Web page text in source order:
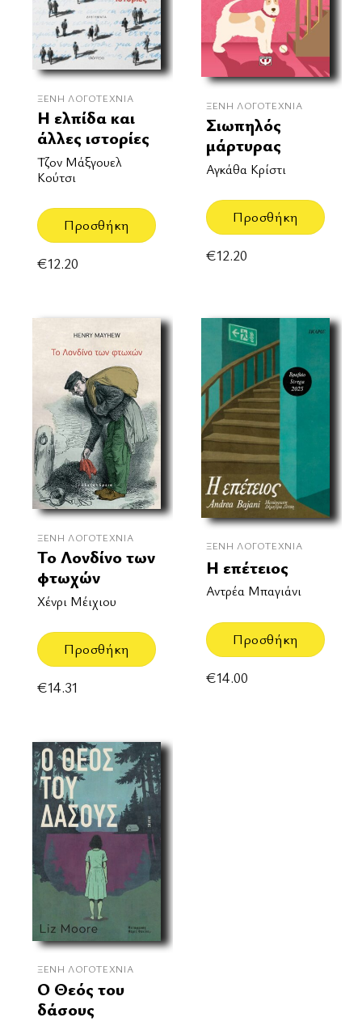
ΞΈΝΗ ΛΟΓΟΤΕΧΝΊΑ
Η ελπίδα και
άλλες ιστορίες
Τζον Μάξγουελ
Κούτσι
Προσθήκη
€12.20
ΞΈΝΗ ΛΟΓΟΤΕΧΝΊΑ
Σιωπηλός
μάρτυρας
Αγκάθα Κρίστι
Προσθήκη
€12.20
ΞΈΝΗ ΛΟΓΟΤΕΧΝΊΑ
Το Λονδίνο των
φτωχών
Χένρι Μέιχιου
Προσθήκη
€14.31
ΞΈΝΗ ΛΟΓΟΤΕΧΝΊΑ
Η επέτειος
Αντρέα Μπαγιάνι
Προσθήκη
€14.00
ΞΈΝΗ ΛΟΓΟΤΕΧΝΊΑ
Ο Θεός του
δάσους